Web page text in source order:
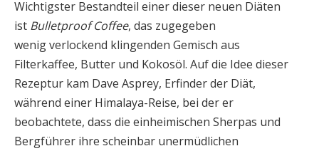
Wichtigster Bestandteil einer dieser neuen Diäten
ist Bulletproof Coffee, das zugegeben
wenig verlockend klingenden Gemisch aus
Filterkaffee, Butter und Kokosöl. Auf die Idee dieser
Rezeptur kam Dave Asprey, Erfinder der Diät,
während einer Himalaya-Reise, bei der er
beobachtete, dass die einheimischen Sherpas und
Bergführer ihre scheinbar unermüdlichen